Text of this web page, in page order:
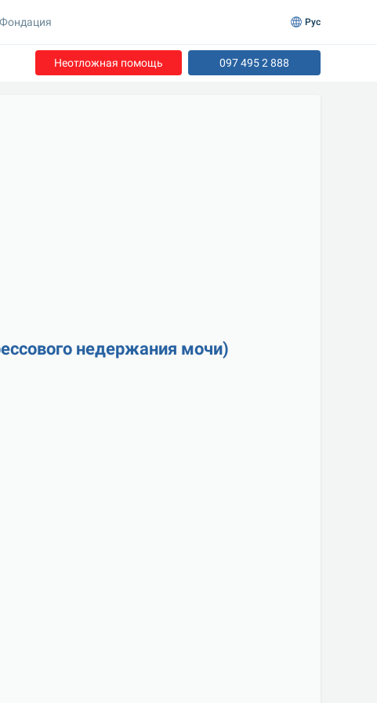
Неотложная помощь 097 495 2 888
недержания мочи)
Фондация Рус